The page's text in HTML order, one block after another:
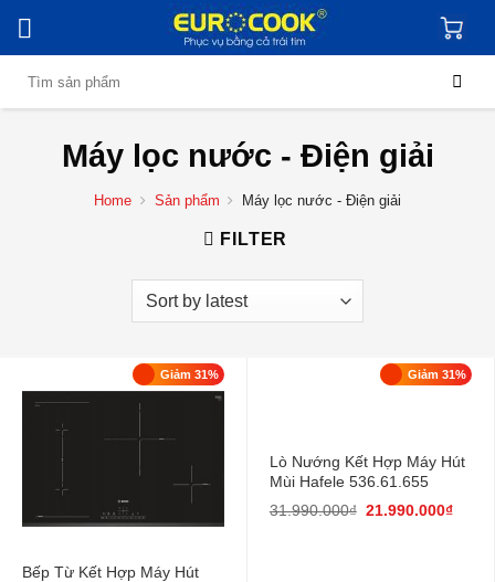
content
Máy lọc nước - Điện giải
Home Sản phẩm Máy lọc nước - Điện giải
FILTER
Giảm 31%
Bếp Từ Kết Hợp Máy Hút
Giảm 31%
Lò Nướng Kết Hợp Máy Hút
Mùi Hafele 536.61.655
31.990.000₫ 21.990.000₫